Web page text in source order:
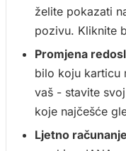
želite pokazati
pozivu. Kliknite
Promjena
bilo koju karticu
vaš - stavite
koje najčešće
Ljetno